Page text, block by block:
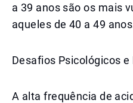
a 39 anos são os mais
aqueles de 40 a 49
Desafios Psicológicos e
A alta frequência de